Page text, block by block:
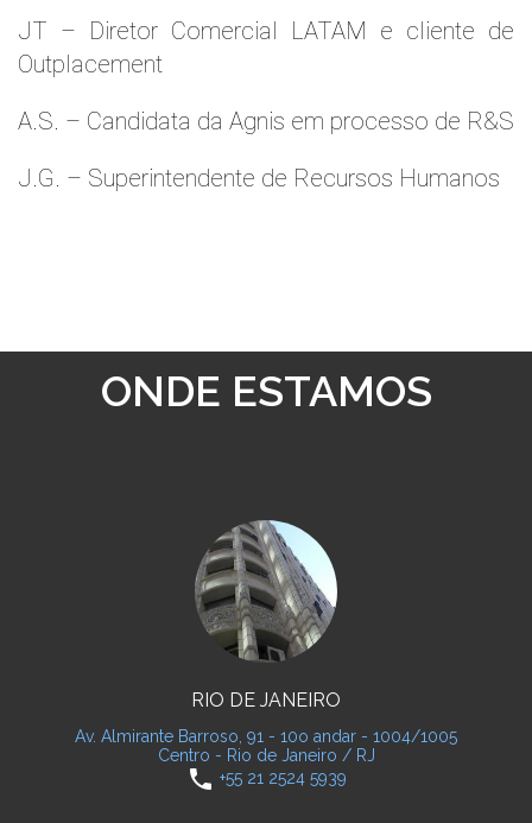
JT – Diretor Comercial LATAM e cliente de
Outplacement
A.S. – Candidata da Agnis em processo de R&S
J.G. – Superintendente de Recursos Humanos
ONDE ESTAMOS
RIO DE JANEIRO
Av. Almirante Barroso, 91 - 10o andar - 1004/1005
Centro - Rio de Janeiro / RJ
phone +55 21 2524 5939